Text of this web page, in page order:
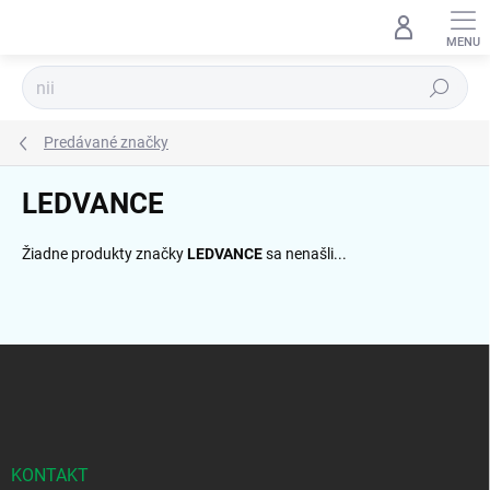
Hľadať
Predávané značky
LEDVANCE
Žiadne produkty značkyLEDVANCEsa nenašli...
KONTAKT